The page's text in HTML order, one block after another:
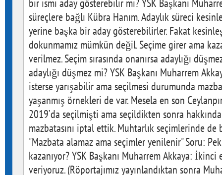
bir ismi aday gösterebilir mi? YSK Başkanı
süreçlere bağlı Kübra Hanım. Adaylık süreci
yerine başka bir aday gösterebilirler. Fakat
dokunmamız mümkün değil. Seçime girer ama
verilmez. Seçim sırasında onanırsa adaylığı
adaylığı düşmez mi? YSK Başkanı Muharrem
isterse yarışabilir ama seçilmesi durumunda
yaşanmış örnekleri de var. Mesela en son
2019’da seçilmişti ama seçildikten sonra
mazbatasını iptal ettik. Muhtarlık seçimlerinde de
"Mazbata alamaz ama seçimler yenilenir" Soru:
kazanıyor? YSK Başkanı Muharrem Akkaya:
veriyoruz. (Röportajımız yayınlandıktan sonra